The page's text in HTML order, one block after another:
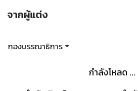
จากผู้แต่ง
กองบรรณาธิการ
กำลังโหลด ...